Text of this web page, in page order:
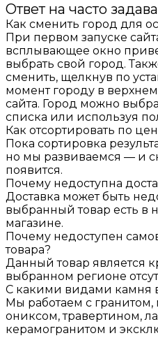
Ответ на часто
Как сменить город для
При первом запуске
всплывающее окно
выбрать свой город.
сменить, щелкнув по
момент городу в
сайта. Город можно
списка или используя
Как отсортировать по
Пока сортировка
но мы развиваемся — и
появится.
Почему недоступна
Доставка может быть
выбранный товар есть в
магазине.
Почему недоступен
товара?
Данный товар является
выбранном регионе
С какими видами камня
Мы работаем с
ониксом, травертином,
керамогранитом и